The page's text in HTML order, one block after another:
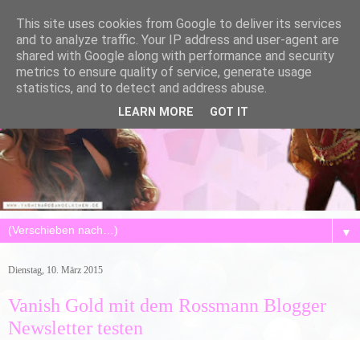
▼
Dienstag, 10. März 2015
Vanish Gold mit dem Rossmann Blogger
Newsletter testen
This site uses cookies from Google to deliver its services
and to analyze traffic. Your IP address and user-agent are
shared with Google along with performance and security
metrics to ensure quality of service, generate usage
statistics, and to detect and address abuse.
LEARN MORE GOT IT